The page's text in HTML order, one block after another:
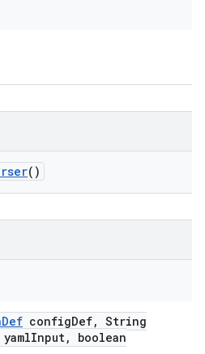
()
Def configDef, String
Input,
boolean